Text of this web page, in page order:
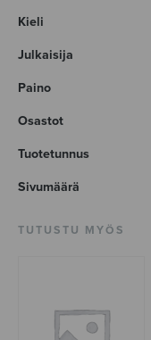
Kieli
Julkaisija
Paino
Osastot
Tuotetunnus
Sivumäärä
TUTUSTU MYÖS